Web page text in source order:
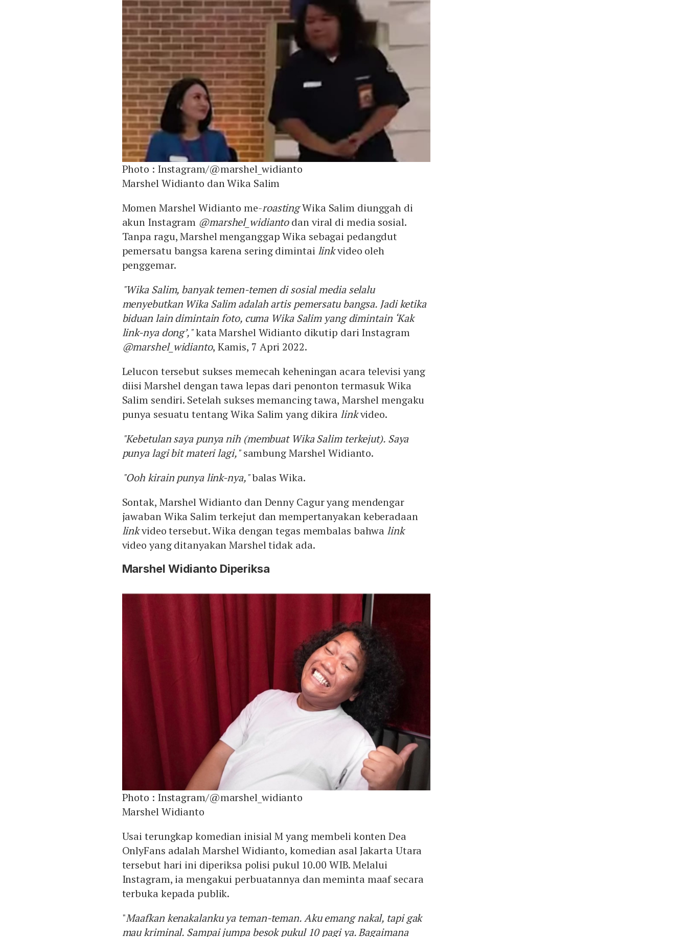
Photo : Instagram/@marshel_widianto
Marshel Widianto dan Wika Salim
Momen Marshel Widianto me-roastingWika Salim diunggah di
akun Instagram @marshel_widiantodan viral di media sosial.
Tanpa ragu, Marshel menganggap Wika sebagai pedangdut
pemersatu bangsa karena sering dimintai linkvideo oleh
penggemar.
"Wika Salim, banyak temen-temen di sosial media selalu
menyebutkan Wika Salim adalah artis pemersatu bangsa. Jadi ketika
biduan lain dimintain foto, cuma Wika Salim yang dimintain ‘Kak
link-nya dong’,"kata Marshel Widianto dikutip dari Instagram
@marshel_widianto, Kamis, 7 Apri 2022.
Lelucon tersebut sukses memecah keheningan acara televisi yang
diisi Marshel dengan tawa lepas dari penonton termasuk Wika
Salim sendiri. Setelah sukses memancing tawa, Marshel mengaku
punya sesuatu tentang Wika Salim yang dikira linkvideo.
"Kebetulan saya punya nih (membuat Wika Salim terkejut). Saya
punya lagi bit materi lagi,"sambung Marshel Widianto.
"Ooh kirain punya link-nya,"balas Wika.
Sontak, Marshel Widianto dan Denny Cagur yang mendengar
jawaban Wika Salim terkejut dan mempertanyakan keberadaan
linkvideo tersebut. Wika dengan tegas membalas bahwa link
video yang ditanyakan Marshel tidak ada.
Marshel Widianto Diperiksa
Photo : Instagram/@marshel_widianto
Marshel Widianto
Usai terungkap komedian inisial M yang membeli konten Dea
OnlyFans adalah Marshel Widianto, komedian asal Jakarta Utara
tersebut hari ini diperiksa polisi pukul 10.00 WIB. Melalui
Instagram, ia mengakui perbuatannya dan meminta maaf secara
terbuka kepada publik.
"Maafkan kenakalanku ya teman-teman. Aku emang nakal, tapi gak
mau kriminal. Sampai jumpa besok pukul 10 pagi ya. Bagaimana